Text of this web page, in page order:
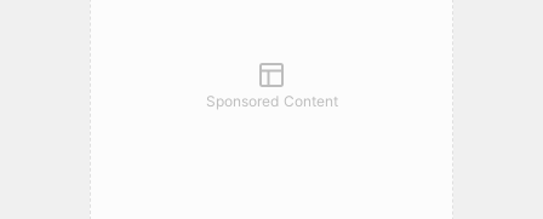
Sponsored Content